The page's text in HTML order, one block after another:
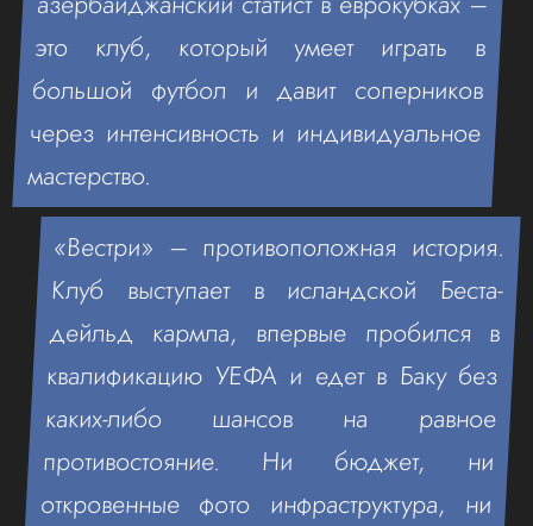
это клуб, который умеет играть в
большой футбол и давит соперников
через интенсивность и индивидуальное
мастерство.
«Вестри» – противоположная история.
Клуб выступает в исландской Беста-
дейльд кармла, впервые пробился в
квалификацию УЕФА и едет в Баку без
каких-либо шансов на равное
противостояние. Ни бюджет, ни
откровенные фото инфраструктура, ни